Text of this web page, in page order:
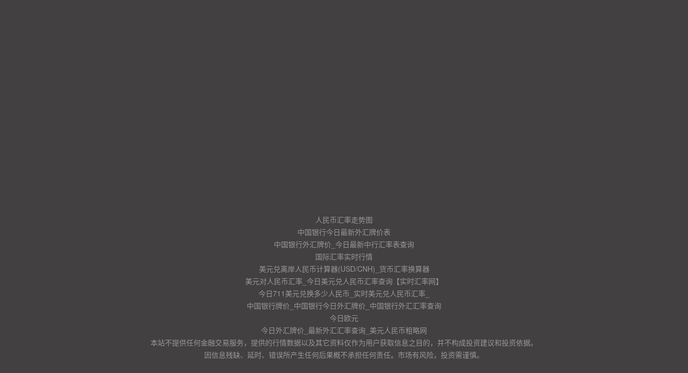
人民币汇率走势图
中国银行今日最新外汇牌价表
中国银行外汇牌价_今日最新中行汇率表查询
国际汇率实时行情
美元兑离岸人民币计算器(USD/CNH)_货币汇率换算器
美元对人民币汇率_今日美元兑人民币汇率查询【实时汇率网】
今日711美元兑换多少人民币_实时美元兑人民币汇率_
中国银行牌价_中国银行今日外汇牌价_中国银行外汇汇率查询
今日欧元
今日外汇牌价_最新外汇汇率查询_美元人民币粗略网
本站不提供任何金融交易服务，提供的行情数据以及其它资料仅作为用户获取信息之目的，并不构成投资建议和投资依据。
因信息残缺、延时、错误所产生任何后果概不承担任何责任。市场有风险，投资需谨慎。